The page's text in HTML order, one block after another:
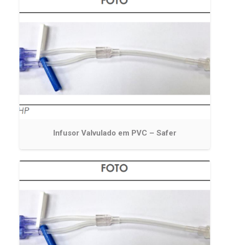
Infusor Valvulado em PVC – Safer